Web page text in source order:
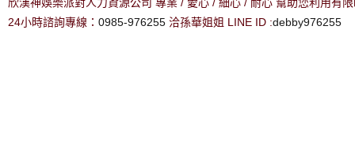
24小時諮詢專線： 0985-976255 洽孫華姐姐 LINE ID :debby976255